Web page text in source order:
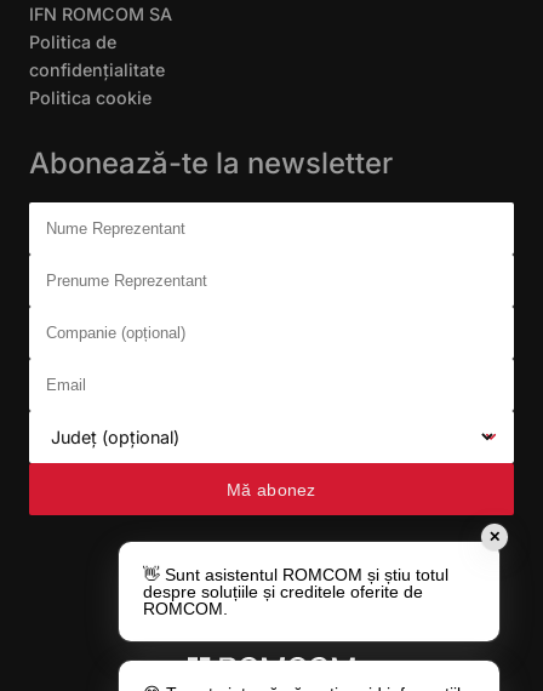
IFN ROMCOM SA
Politica de
confidențialitate
Politica cookie
Abonează-te la newsletter
Don't fill this out:
Nume Reprezentant
Prenume Reprezentant
Companie (opțional)
Email
Județ (opțional)
Mă abonez
✕
👋 Sunt asistentul ROMCOM și știu totul
despre soluțiile și creditele oferite de
ROMCOM.